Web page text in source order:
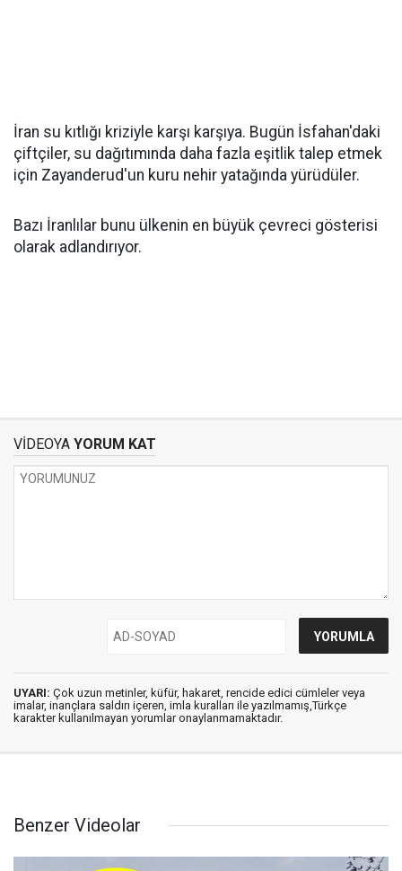
İran su kıtlığı kriziyle karşı karşıya. Bugün İsfahan'daki
çiftçiler, su dağıtımında daha fazla eşitlik talep etmek
için Zayanderud'un kuru nehir yatağında yürüdüler.
Bazı İranlılar bunu ülkenin en büyük çevreci gösterisi
olarak adlandırıyor.
VİDEOYA YORUM KAT
UYARI: Çok uzun metinler, küfür, hakaret, rencide edici cümleler veya
imalar, inançlara saldırı içeren, imla kuralları ile yazılmamış,Türkçe
karakter kullanılmayan yorumlar onaylanmamaktadır.
Benzer Videolar